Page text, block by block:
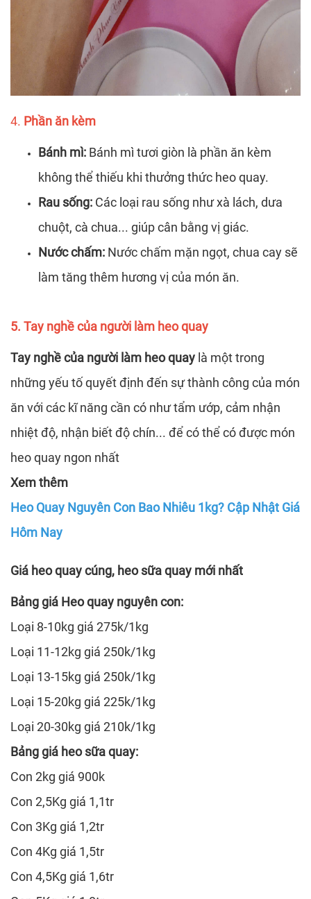
4. Phần ăn kèm
Bánh mì: Bánh mì tươi giòn là phần ăn kèm
không thể thiếu khi thưởng thức heo quay.
Rau sống: Các loại rau sống như xà lách, dưa
chuột, cà chua... giúp cân bằng vị giác.
Nước chấm: Nước chấm mặn ngọt, chua cay sẽ
làm tăng thêm hương vị của món ăn.
5. Tay nghề của người làm heo quay
Tay nghề của người làm heo quay là một trong
những yếu tố quyết định đến sự thành công của món
ăn với các kĩ năng cần có như tẩm ướp, cảm nhận
nhiệt độ, nhận biết độ chín... để có thể có được món
heo quay ngon nhất
Xem thêm
Heo Quay Nguyên Con Bao Nhiêu 1kg? Cập Nhật Giá
Hôm Nay
Giá heo quay cúng, heo sữa quay mới nhất
Bảng giá Heo quay nguyên con:
Loại 8-10kg giá 275k/1kg
Loại 11-12kg giá 250k/1kg
Loại 13-15kg giá 250k/1kg
Loại 15-20kg giá 225k/1kg
Loại 20-30kg giá 210k/1kg
Bảng giá heo sữa quay:
Con 2kg giá 900k
Con 2,5Kg giá 1,1tr
Con 3Kg giá 1,2tr
Con 4Kg giá 1,5tr
Con 4,5Kg giá 1,6tr